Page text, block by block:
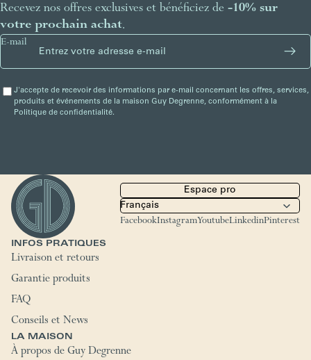
Recevez nos offres exclusives et bénéficiez de -10% sur
votre prochain achat.
E-mail
J'accepte de recevoir des informations par e-mail concernant les offres, services,
produits et événements de la maison Guy Degrenne, conformément à la
Politique de confidentialité.
Espace pro
FacebookInstagramYoutubeLinkedinPinterest
INFOS PRATIQUES
Livraison et retours
Garantie produits
FAQ
Conseils et News
LA MAISON
À propos de Guy Degrenne